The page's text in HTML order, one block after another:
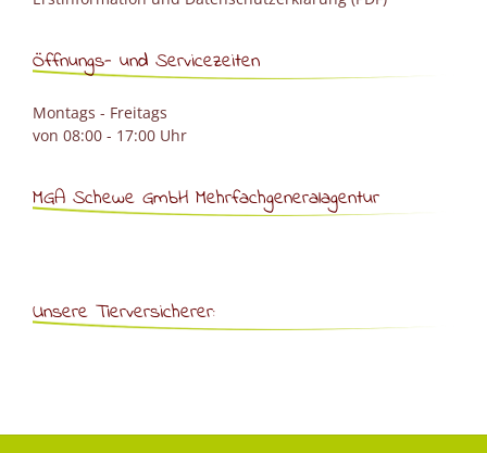
Öffnungs- und Servicezeiten
Montags - Freitags
von 08:00 - 17:00 Uhr
MGA Schewe GmbH Mehrfachgeneralagentur
Unsere Tierversicherer: